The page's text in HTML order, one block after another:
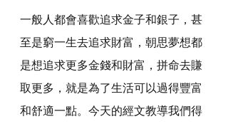
一般人都會喜歡追求金子和銀子，甚
至是窮一生去追求財富，朝思夢想都
是想追求更多金錢和財富，拼命去賺
取更多，就是為了生活可以過得豐富
和舒適一點。今天的經文教導我們得